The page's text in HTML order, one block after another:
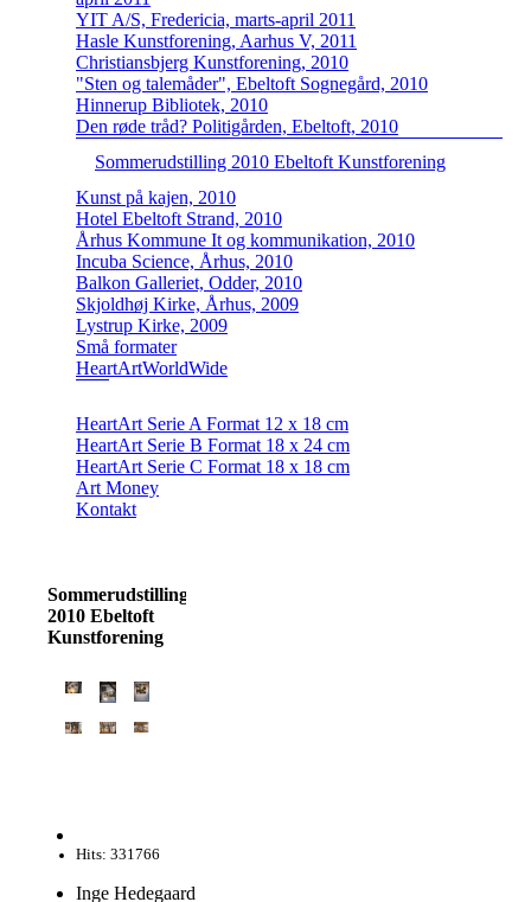
YIT A/S, Fredericia, marts-april 2011
Hasle Kunstforening, Aarhus V, 2011
Christiansbjerg Kunstforening, 2010
"Sten og talemåder", Ebeltoft Sognegård, 2010
Hinnerup Bibliotek, 2010
Den røde tråd? Politigården, Ebeltoft, 2010
Sommerudstilling 2010 Ebeltoft Kunstforening
Kunst på kajen, 2010
Hotel Ebeltoft Strand, 2010
Århus Kommune It og kommunikation, 2010
Incuba Science, Århus, 2010
Balkon Galleriet, Odder, 2010
Skjoldhøj Kirke, Århus, 2009
Lystrup Kirke, 2009
Små formater
HeartArtWorldWide
HeartArt Serie A Format 12 x 18 cm
HeartArt Serie B Format 18 x 24 cm
HeartArt Serie C Format 18 x 18 cm
Art Money
Kontakt
Sommerudstilling
2010 Ebeltoft
Kunstforening
Hits: 331766
Inge Hedegaard